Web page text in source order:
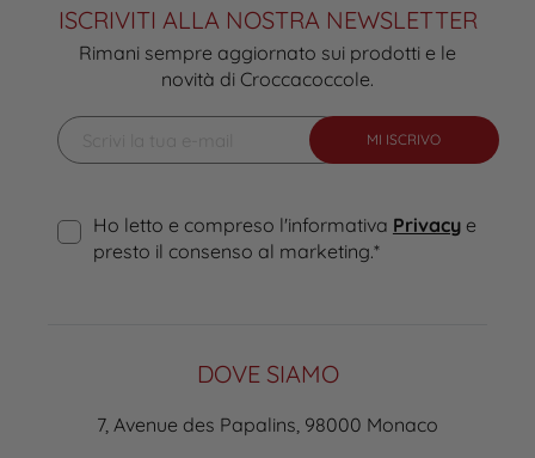
ISCRIVITI ALLA NOSTRA NEWSLETTER
Rimani sempre aggiornato sui prodotti e le
novità di Croccacoccole.
MI ISCRIVO
Ho letto e compreso l'informativa Privacye
presto il consenso al marketing.*
DOVE SIAMO
7, Avenue des Papalins, 98000 Monaco